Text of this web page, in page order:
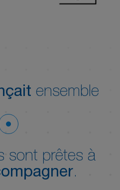
ensemble
sont prêtes à
.